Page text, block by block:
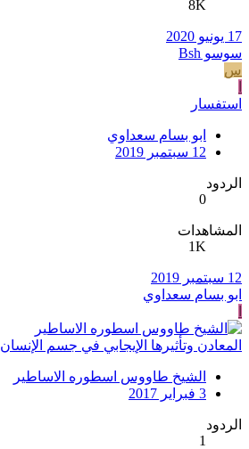
8K
17 يونيو 2020
سوسو Bsh
س
استفسار
ابو بسام سعداوي
12 سبتمبر 2019
الردود
0
المشاهدات
1K
12 سبتمبر 2019
ابو بسام سعداوي
المعادن وتأثيرها الإيجابي في جسم الإنسان
الشيخ طاووس اسطوره الاساطير
3 فبراير 2017
الردود
1